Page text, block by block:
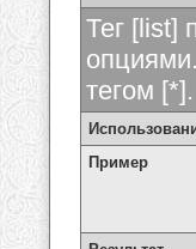
Тег [list]
тегом [*].
Пример